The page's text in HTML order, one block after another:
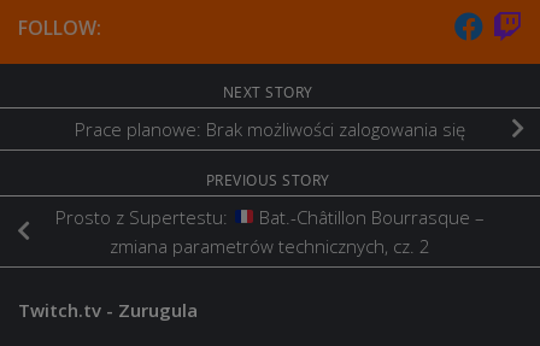
FOLLOW:
NEXT STORY
Prace planowe: Brak możliwości zalogowania się
PREVIOUS STORY
Prosto z Supertestu:
Bat.-Châtillon Bourrasque –
zmiana parametrów technicznych, cz. 2
Twitch.tv - Zurugula